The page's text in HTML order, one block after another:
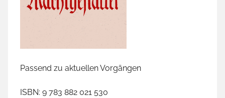
Passend zu aktuellen Vorgängen
ISBN: 9 783 882 021 530